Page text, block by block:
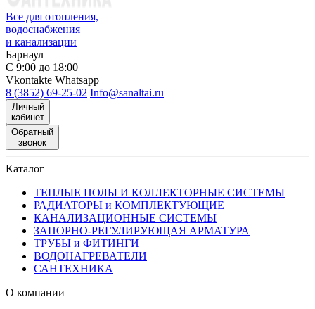
Все для отопления,
водоснабжения
и канализации
Барнаул
С 9:00 до 18:00
Vkontakte Whatsapp
8 (3852) 69-25-02 Info@sanaltai.ru
Личный
кабинет
Обратный
звонок
Каталог
ТЕПЛЫЕ ПОЛЫ И КОЛЛЕКТОРНЫЕ СИСТЕМЫ
РАДИАТОРЫ и КОМПЛЕКТУЮЩИЕ
КАНАЛИЗАЦИОННЫЕ СИСТЕМЫ
ЗАПОРНО-РЕГУЛИРУЮЩАЯ АРМАТУРА
ТРУБЫ и ФИТИНГИ
ВОДОНАГРЕВАТЕЛИ
САНТЕХНИКА
О компании